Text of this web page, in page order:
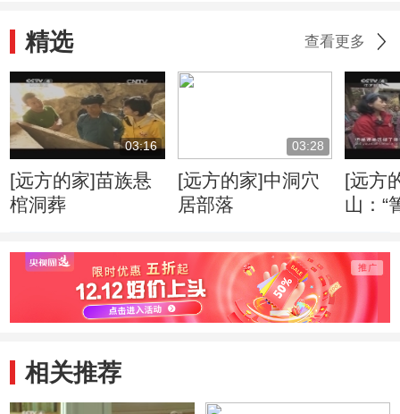
精选 查看更多
03:16
[远方的家]苗族悬
棺洞葬
03:28
[远方的家]中洞穴
居部落
[远方
山：“
相关推荐